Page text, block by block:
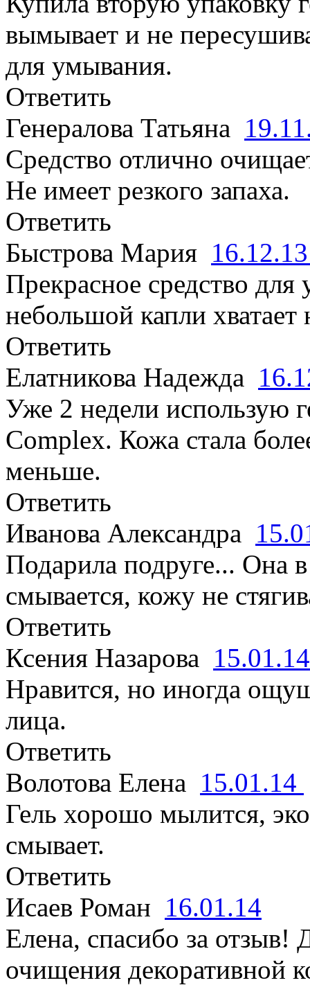
вымывает и не
для умывания.
Ответить
Генералова Татьяна
Средство отлично
Не имеет резкого запаха.
Ответить
Быстрова Мария
Прекрасное средство
небольшой капли
Ответить
Елатникова Надежда
Уже 2 недели использую
Complex. Кожа стала
меньше.
Ответить
Иванова Александра
Подарила подруге... Она
смывается, кожу не
Ответить
Ксения Назарова
Нравится, но иногда
лица.
Ответить
Волотова Елена 15.01.14
Гель хорошо мылится,
смывает.
Ответить
Исаев Роман 16.01.14
Елена, спасибо за отзыв!
очищения декоративной